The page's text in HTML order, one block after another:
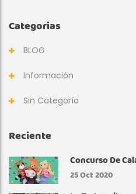
Categorias
BLOG
Información
Sin Categoría
Reciente
Concurso De
25Oct 2020